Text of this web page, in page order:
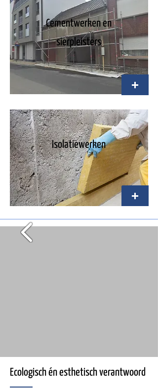
Cementwerken en
sierpleisters
Isolatiewerken
Ecologisch én esthetisch verantwoord